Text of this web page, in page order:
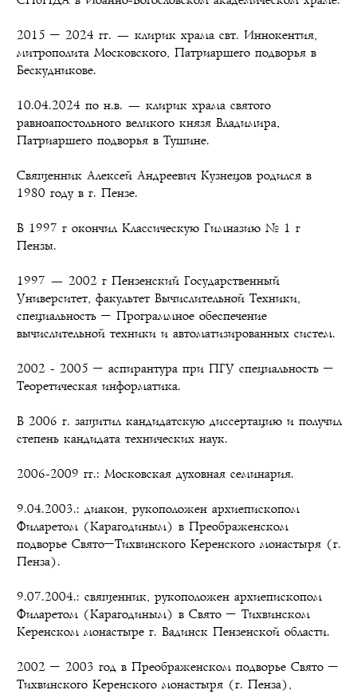
2015 – 2024 гг. — клирик храма свт. Иннокентия,
митрополита Московского, Патриаршего подворья в
Бескудникове.
10.04.2024 по н.в. — клирик храма святого
равноапостольного великого князя Владимира,
Патриаршего подворья в Тушине.
Священник Алексей Андреевич Кузнецов родился в
1980 году в г. Пензе.
В 1997 г окончил Классическую Гимназию № 1 г
Пензы.
1997 — 2002 г Пензенский Государственный
Университет, факультет Вычислительной Техники,
специальность – Программное обеспечение
вычислительной техники и автоматизированных систем.
2002 - 2005 – аспирантура при ПГУ специальность –
Теоретическая информатика.
В 2006 г. защитил кандидатскую диссертацию и получил
степень кандидата технических наук.
2006-2009 гг.: Московская духовная семинария.
9.04.2003.: диакон, рукоположен архиепископом
Филаретом (Карагодиным) в Преображенском
подворье Свято–Тихвинского Керенского монастыря (г.
Пенза).
9.07.2004.: священник, рукоположен архиепископом
Филаретом (Карагодиным) в Свято – Тихвинском
Керенском монастыре г. Вадинск Пензенской области.
2002 – 2003 год в Преображенском подворье Свято –
Тихвинского Керенского монастыря (г. Пенза),